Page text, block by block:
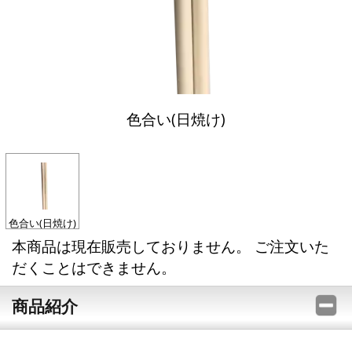
色合い(日焼け)
色合い(日焼け)
本商品は現在販売しておりません。 ご注文いた
だくことはできません。
商品紹介